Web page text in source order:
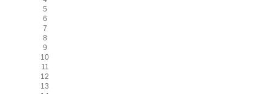
5
6
7
8
9
10
11
12
13